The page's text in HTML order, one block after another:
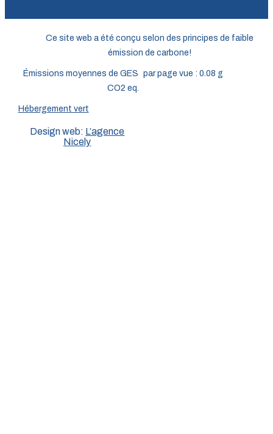
Ce site web a été conçu selon des principes de faible
émission de carbone!
Émissions moyennes de GES par page vue : 0.08 g
CO2 eq.
Hébergement vert
Design web: L’agence
Nicely